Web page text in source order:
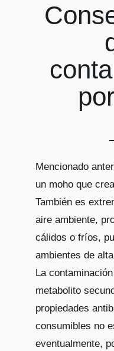
Mencionado
un moho que
También es
aire ambiente,
cálidos o fríos,
ambientes de
La
metabolito
propiedades
consumibles no
eventualmente,